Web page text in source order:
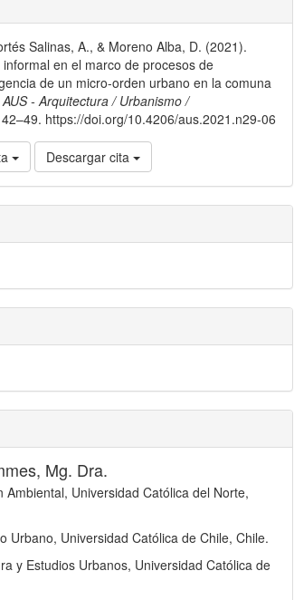
Salinas, A., & Moreno Alba, D. (2021).
en el marco de procesos de
de un micro-orden urbano en la comuna
AUS - Arquitectura / Urbanismo /
https://doi.org/10.4206/aus.2021.n29-06
Descargar cita
Mg. Dra.
Ambiental, Universidad Católica del Norte,
Urbano, Universidad Católica de Chile, Chile.
y Estudios Urbanos, Universidad Católica de